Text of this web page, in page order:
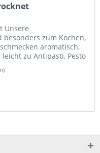
Unsere
zum Kochen,
aromatisch,
zu Antipasti, Pesto